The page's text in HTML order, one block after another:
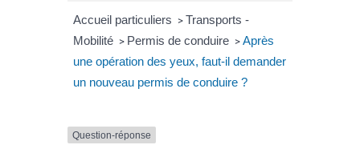
Accueil particuliers > Transports -
Mobilité > Permis de conduire > Après
une opération des yeux, faut-il demander
un nouveau permis de conduire ?
Question-réponse